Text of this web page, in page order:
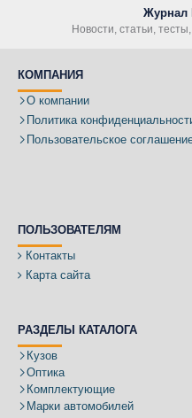
Журнал
Новости, статьи,
КОМПАНИЯ
О компании
Политика
Пользовательское
ПОЛЬЗОВАТЕЛЯМ
Контакты
Карта сайта
РАЗДЕЛЫ КАТАЛОГА
Кузов
Оптика
Комплектующие
Марки автомобилей